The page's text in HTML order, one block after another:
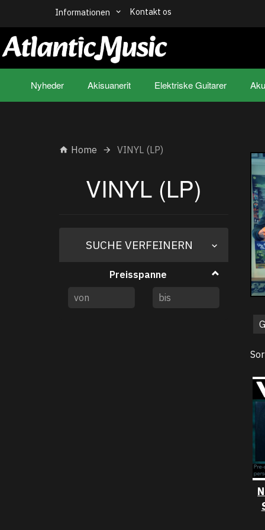
Informationen Kontakt os
Nyheder Akisuanerit Elektriske Guitarer
Home VINYL (LP)
VINYL (LP)
SUCHE VERFEINERN
Preisspanne